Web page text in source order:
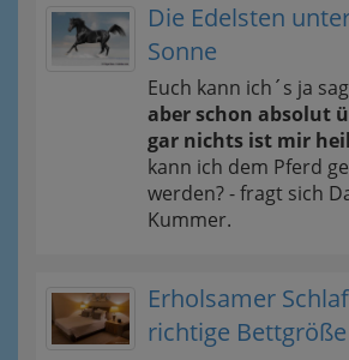
Die Edelsten
Sonne
Euch kann ich´s ja
aber schon absolut
gar nichts ist mir
kann ich dem Pferd
werden? - fragt sich
Kummer.
Erholsamer
richtige